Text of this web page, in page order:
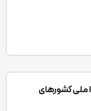
ملی کشورهای